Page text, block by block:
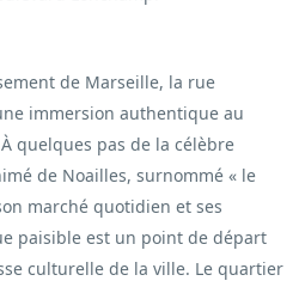
de Marseille, la rue
immersion authentique au
quelques pas de la célèbre
de Noailles, surnommé « le
marché quotidien et ses
paisible est un point de départ
culturelle de la ville. Le quartier